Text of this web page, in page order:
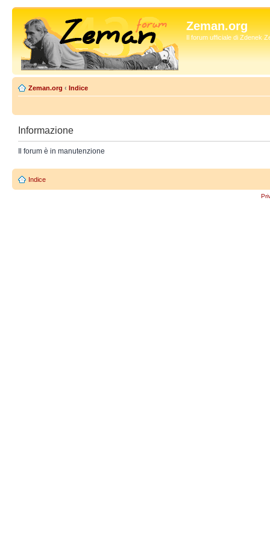
Zeman.org
Il forum ufficiale di Zdenek
Zeman.org ‹ Indice
Informazione
Il forum è in manutenzione
Indice